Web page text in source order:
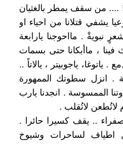
! .... من سقف يمطر بالغثيان
يشفي قتلانا من احياء او
نبويةْ . مااحوجنا يارابعة
، ماأبكانا حتى بسمات
. ياتوغا، ياجوبيتر ، يالاتاً ..
. انزل سطوتك الممهورة
الممسوسة . انجدنا يارب
لاتُقلب .
.. يقف كسيرا حائرا .
اطياف لساحرات وشيوخ